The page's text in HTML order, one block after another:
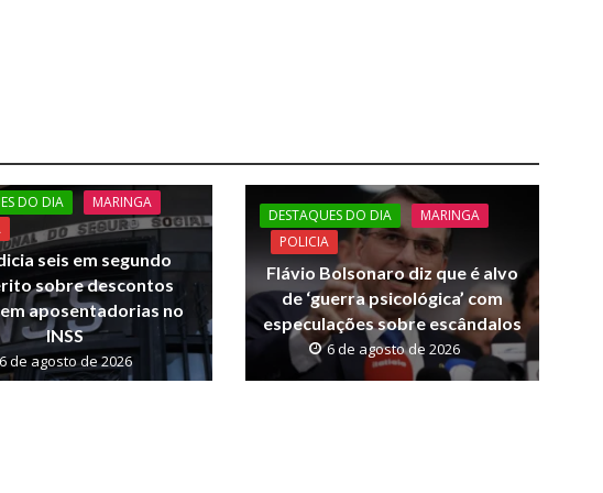
DO DIA
MARINGA
seis em segundo
sobre descontos
aposentadorias no
INSS
6 de agosto de 2026
DESTAQUES DO DIA
MARINGA
POLICIA
Flávio Bolsonaro diz que é alvo
de ‘guerra psicológica’ com
especulações sobre escândalos
6 de agosto de 2026